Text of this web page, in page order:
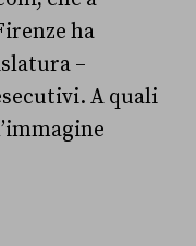
ha
–
A quali